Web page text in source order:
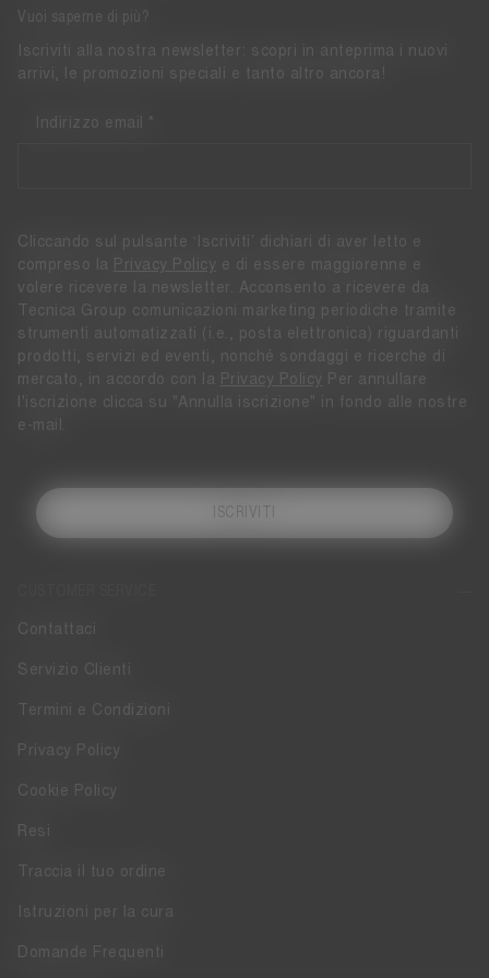
Contattaci
Servizio Clienti
Termini e Condizioni
Privacy Policy
Cookie Policy
Resi
Traccia il tuo ordine
Istruzioni per la cura
Domande Frequenti
Vuoi saperne di più?
Iscriviti alla nostra newsletter: scopri in anteprima i nuovi
arrivi, le promozioni speciali e tanto altro ancora!
Indirizzo email
Cliccando sul pulsante ‘Iscriviti’ dichiari di aver letto e
compreso la
Privacy Policy
e di essere maggiorenne e
volere ricevere la newsletter. Acconsento a ricevere da
Tecnica Group comunicazioni marketing periodiche tramite
strumenti automatizzati (i.e., posta elettronica) riguardanti
prodotti, servizi ed eventi, nonché sondaggi e ricerche di
mercato, in accordo con la
Privacy Policy Per annullare
l'iscrizione clicca su "Annulla iscrizione" in fondo alle nostre
e-mail.
ISCRIVITI